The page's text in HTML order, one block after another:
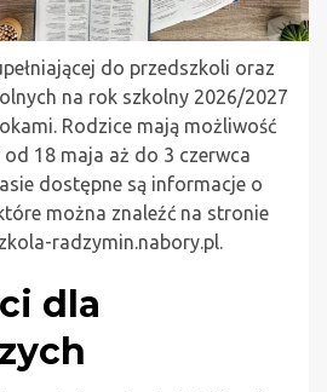
do przedszkoli oraz
na rok szkolny 2026/2027
Rodzice mają możliwość
18 maja aż do 3 czerwca
dostępne są informacje o
można znaleźć na stronie
radzymin.nabory.pl.
dla